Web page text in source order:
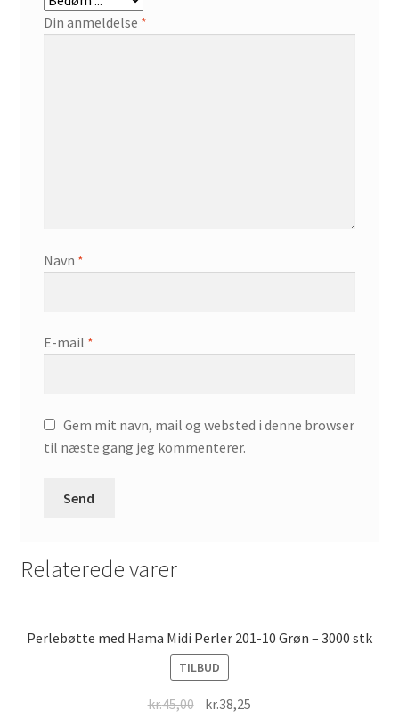
Din anmeldelse *
Navn *
E-mail *
Gem mit navn, mail og websted i denne browser
til næste gang jeg kommenterer.
Relaterede varer
Perlebøtte med Hama Midi Perler 201-10 Grøn – 3000 stk
TILBUD
kr.45,00 Original
kr.38,25